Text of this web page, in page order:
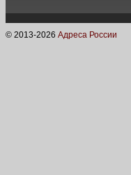
© 2013-2026 Адреса России